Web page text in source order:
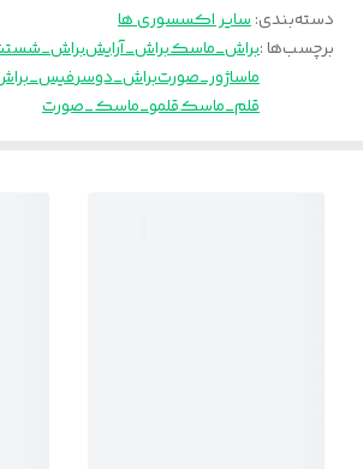
دسته‌بندی:سایر اکسسوری ها
برچسب‌ها :براش_ماسکبراش_آرایش
ماساژور_صورتبراش_دوسر
قلم_ماسکقلمو_ماسک_صورت